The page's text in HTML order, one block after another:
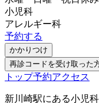
小児科
アレルギー科
予約する
かかりつけ
再診コードを受け取った
トップ予約アクセス
新川崎駅にある小児